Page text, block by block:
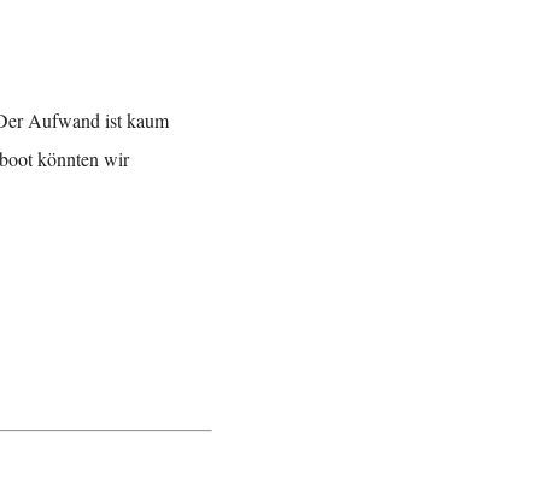
Aufwand ist kaum
könnten wir